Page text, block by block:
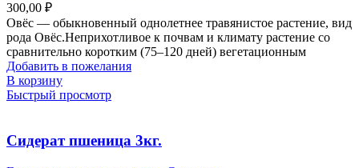
300,00 ₽
Овёс — обыкновенный однолетнее травянистое растение, вид
рода Овёс.Неприхотливое к почвам и климату растение со
сравнительно коротким (75–120 дней) вегетационным
Добавить в пожелания
В корзину
Быстрый просмотр
Сидерат пшеница 3кг.